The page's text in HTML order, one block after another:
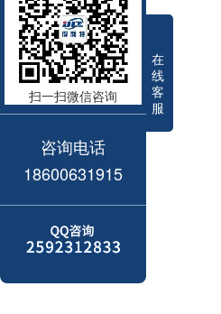
在
线
客
服
扫一扫微信咨询
咨询电话
18600631915